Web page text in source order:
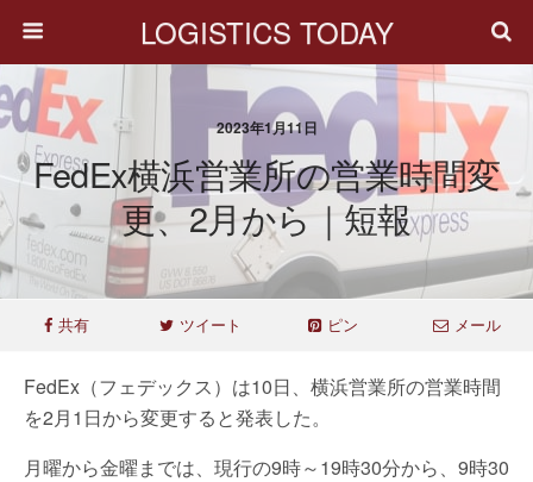
LOGISTICS TODAY
2023年1月11日
FedEx横浜営業所の営業時間変
更、2月から｜短報
共有 ツイート ピン メール
FedEx（フェデックス）は10日、横浜営業所の営業時間
を2月1日から変更すると発表した。
月曜から金曜までは、現行の9時～19時30分から、9時30